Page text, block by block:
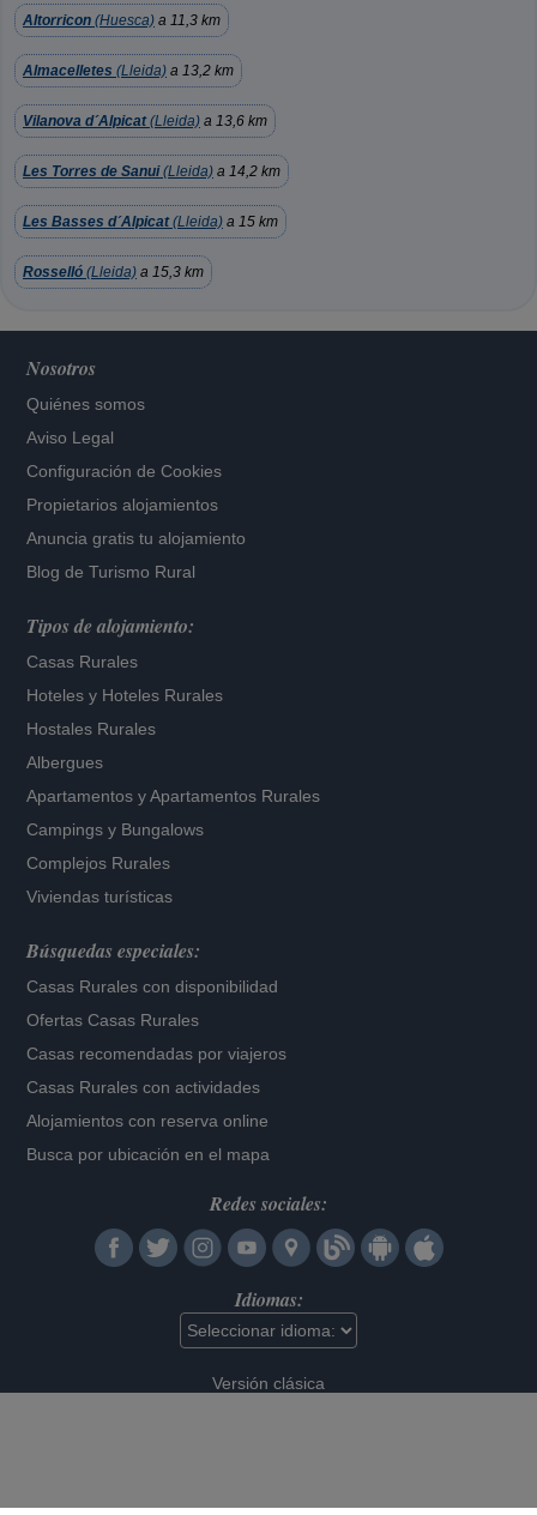
Altorricon (Huesca) a 11,3 km
Almacelletes (Lleida) a 13,2 km
Vilanova d´Alpicat(Lleida) a 13,6 km
Les Torres de Sanui(Lleida) a 14,2 km
Les Basses d´Alpicat(Lleida) a 15 km
Rosselló (Lleida) a 15,3 km
Nosotros
Quiénes somos
Aviso Legal
Configuración de Cookies
Propietarios alojamientos
Anuncia gratis tu alojamiento
Blog de Turismo Rural
Tipos de alojamiento:
Casas Rurales
Hoteles y Hoteles Rurales
Hostales Rurales
Albergues
Apartamentos yApartamentos Rurales
Campings y Bungalows
Complejos Rurales
Viviendas turísticas
Búsquedas especiales:
Casas Rurales con disponibilidad
Ofertas Casas Rurales
Casas recomendadas por viajeros
Casas Rurales con actividades
Alojamientos con reserva online
Busca por ubicación en el mapa
Redes sociales:
Idiomas:
Versión clásica